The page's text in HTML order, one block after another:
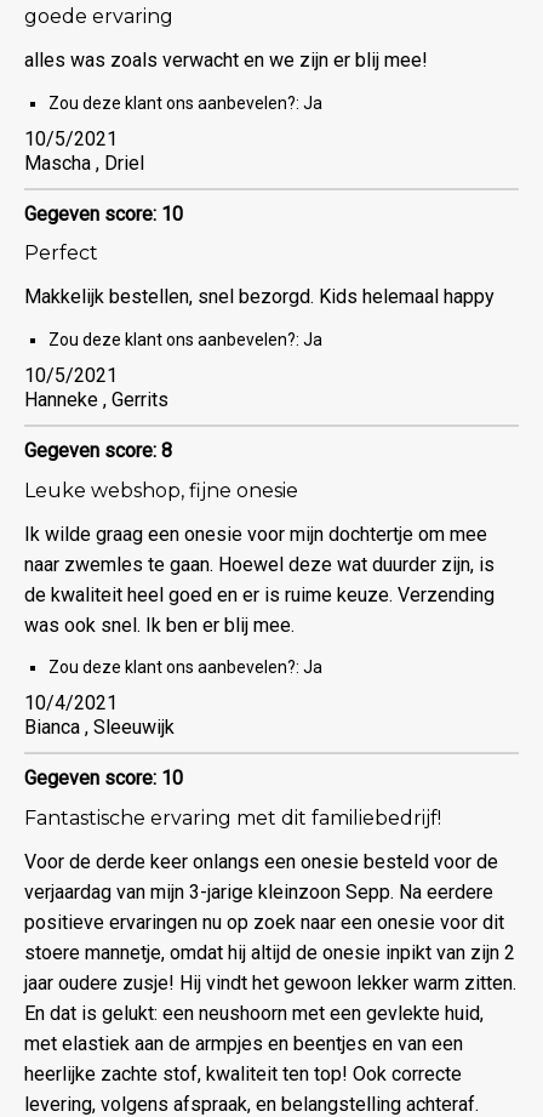
goede ervaring
alles was zoals verwacht en we zijn er blij mee!
Zou deze klant ons aanbevelen?: Ja
10/5/2021
Mascha , Driel
Gegeven score: 10
Perfect
Makkelijk bestellen, snel bezorgd. Kids helemaal happy
Zou deze klant ons aanbevelen?: Ja
10/5/2021
Hanneke , Gerrits
Gegeven score: 8
Leuke webshop, fijne onesie
Ik wilde graag een onesie voor mijn dochtertje om mee
naar zwemles te gaan. Hoewel deze wat duurder zijn, is
de kwaliteit heel goed en er is ruime keuze. Verzending
was ook snel. Ik ben er blij mee.
Zou deze klant ons aanbevelen?: Ja
10/4/2021
Bianca , Sleeuwijk
Gegeven score: 10
Fantastische ervaring met dit familiebedrijf!
Voor de derde keer onlangs een onesie besteld voor de
verjaardag van mijn 3-jarige kleinzoon Sepp. Na eerdere
positieve ervaringen nu op zoek naar een onesie voor dit
stoere mannetje, omdat hij altijd de onesie inpikt van zijn 2
jaar oudere zusje! Hij vindt het gewoon lekker warm zitten.
En dat is gelukt: een neushoorn met een gevlekte huid,
met elastiek aan de armpjes en beentjes en van een
heerlijke zachte stof, kwaliteit ten top! Ook correcte
levering, volgens afspraak, en belangstelling achteraf.